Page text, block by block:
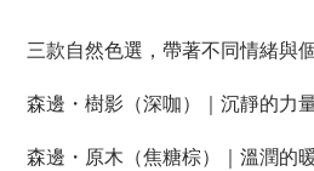
三款自然色選，帶著不同情緒與
森邊・樹影（深咖）｜沉靜的力
森邊・原木（焦糖棕）｜溫潤的